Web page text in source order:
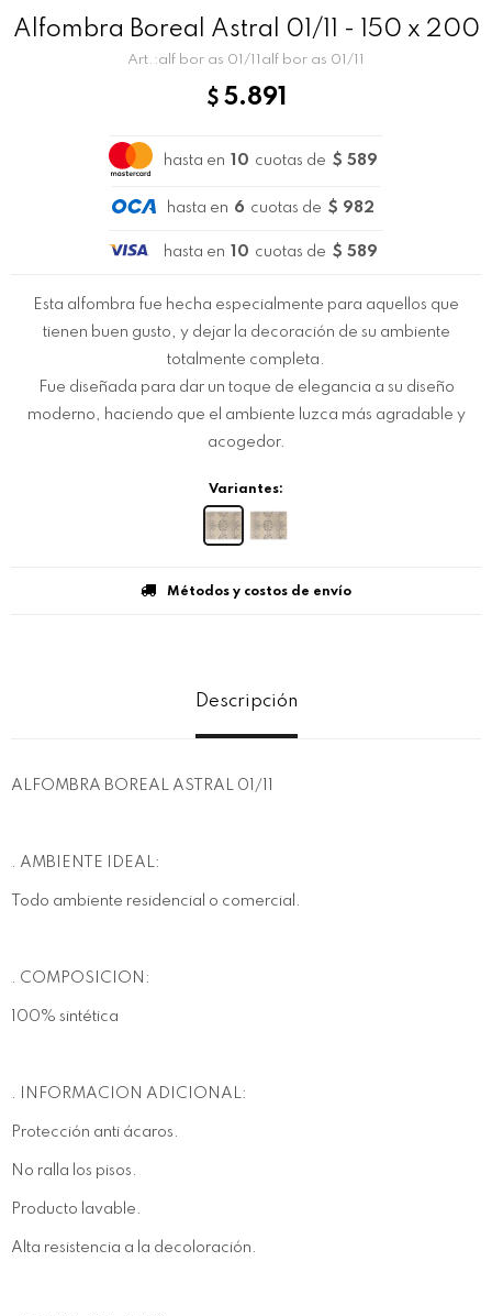
Alfombra Boreal Astral 01/11 - 150 x 200
alf bor as 01/11alf bor as 01/11
$ 5.891
hasta en 10 cuotas de $ 589
hasta en 6 cuotas de $ 982
hasta en 10 cuotas de $ 589
Esta alfombra fue hecha especialmente para aquellos que
tienen buen gusto, y dejar la decoración de su ambiente
totalmente completa.
Fue diseñada para dar un toque de elegancia a su diseño
moderno, haciendo que el ambiente luzca más agradable y
acogedor.
Variantes:
Métodos y costos de envío
Descripción
ALFOMBRA BOREAL ASTRAL 01/11
. AMBIENTE IDEAL:
Todo ambiente residencial o comercial.
. COMPOSICION:
100% sintética
. INFORMACION ADICIONAL:
Protección anti ácaros.
No ralla los pisos.
Producto lavable.
Alta resistencia a la decoloración.